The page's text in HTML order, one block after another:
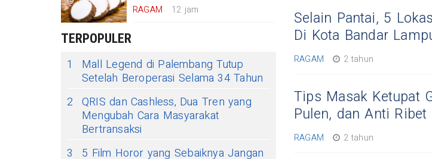
RAGAM 12 jam
TERPOPULER
1
Mall Legend di Palembang Tutup
Setelah Beroperasi Selama 34 Tahun
2 QRIS dan Cashless, Dua Tren yang
Mengubah Cara Masyarakat
Bertransaksi
3
5 Film Horor yang Sebaiknya Jangan
Selain Pantai, 5
Di Kota Bandar
RAGAM 2 tahun
Tips Masak Ketupat
Pulen, dan Anti Ribet
RAGAM 2 tahun